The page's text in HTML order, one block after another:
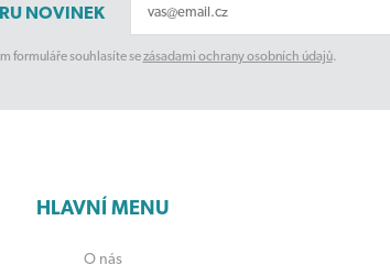
NOVINEK
formuláře souhlasíte sezásadami ochrany osobních údajů.
HLAVNÍ MENU
O nás